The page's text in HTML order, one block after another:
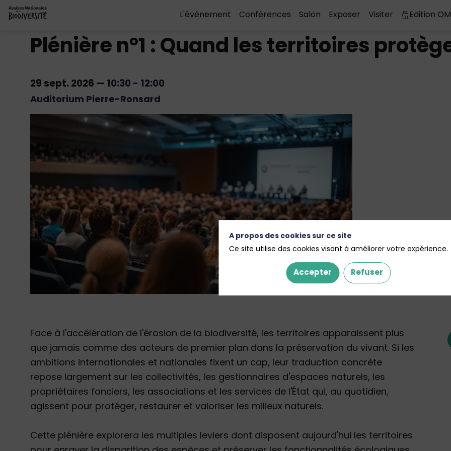
L'évènement Conférences Salon Exposer Visiter Edition
Plénière n°1 : Quand les territoires
29 sept. 2026—10:30- 12:00
Auditorium Pierre-Ronsard
Face à l'accélération de l'érosion de la biodiversité, les territoires apparaissent plus
que jamais comme des acteurs de premier plan dans la préservation du vivant. Si les
ambitions internationales et nationales fixent un cap, leur traduction concrète
repose largement sur les collectivités, les gestionnaires d'espaces naturels, les
propriétaires fonciers, les associations et les services de l'État qui, au quotidien,
agissent pour protéger, restaurer et valoriser les milieux naturels.
Cette plénière explorera les multiples leviers dont disposent aujourd'hui les territoires
A propos des cookies sur ce site
Ce site utilise des cookies visant à améliorer votre expérience.
Accepter Refuser